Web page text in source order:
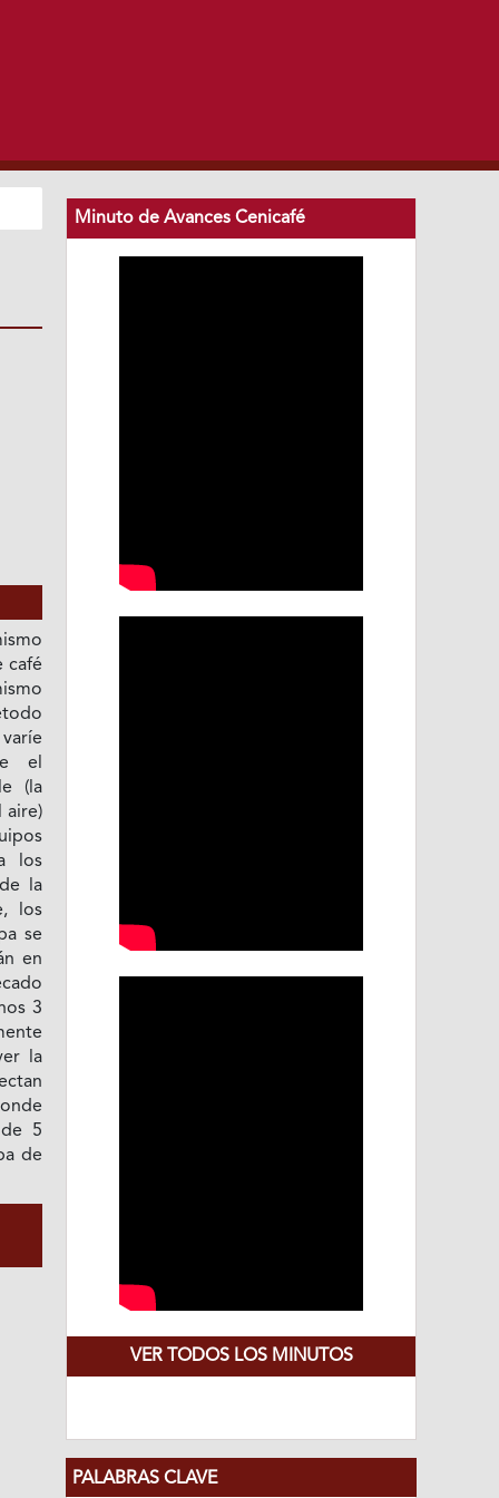
café
el
(la
aire)
los
la
los
se
en
3
la
5
de
Minuto de Avances Cenicafé
VER TODOS LOS MINUTOS
PALABRAS CLAVE